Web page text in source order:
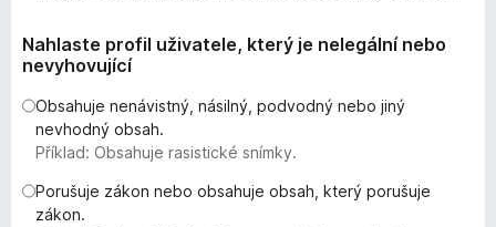
l
e
č
F
Nahlaste profil uživatele, který je nelegální nebo
nevyhovující
Obsahuje nenávistný, násilný, podvodný nebo jiný
nevhodný obsah.
Příklad: Obsahuje rasistické snímky.
Porušuje zákon nebo obsahuje obsah, který porušuje
zákon.